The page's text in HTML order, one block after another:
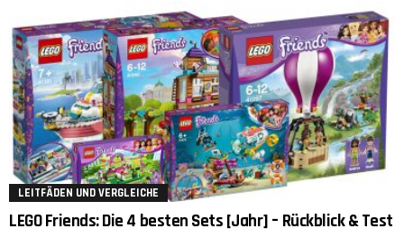
LEITFÄDEN UND VERGLEICHE
LEGO Friends: Die 4 besten Sets [Jahr] – Rückblick & Test